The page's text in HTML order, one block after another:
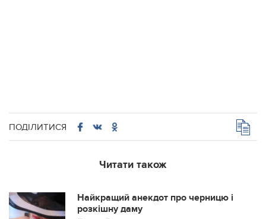
ПОДІЛИТИСЯ
Читати також
Найкращий анекдот про черницю і
розкішну даму